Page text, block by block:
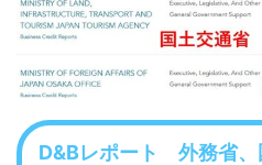
D&Bレポート 外務省、